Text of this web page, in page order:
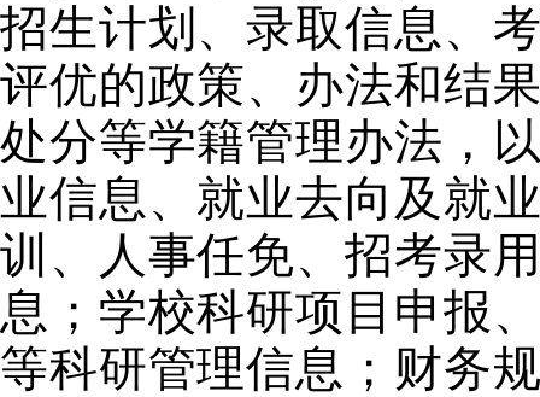
招生计划、录取信息、
评优的政策、办法和结
处分等学籍管理办法，
业信息、就业去向及就
训、人事任免、招考录
息；学校科研项目申报
等科研管理信息；财务